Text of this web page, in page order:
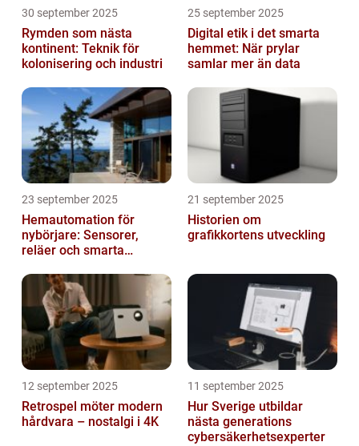
30 september 2025
Rymden som nästa
kontinent: Teknik för
kolonisering och industri
25 september 2025
Digital etik i det smarta
hemmet: När prylar
samlar mer än data
23 september 2025
Hemautomation för
nybörjare: Sensorer,
reläer och smarta
21 september 2025
Historien om
grafikkortens utveckling
12 september 2025
Retrospel möter modern
hårdvara – nostalgi i 4K
11 september 2025
Hur Sverige utbildar
nästa generations
cybersäkerhetsexperter